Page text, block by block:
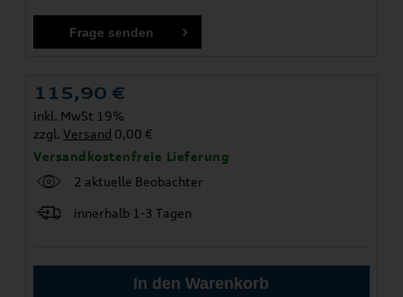
115,90 €
inkl. MwSt 19%
zzgl.Versand 0,00 €
Versandkostenfreie Lieferung
2 aktuelle Beobachter
innerhalb 1-3 Tagen